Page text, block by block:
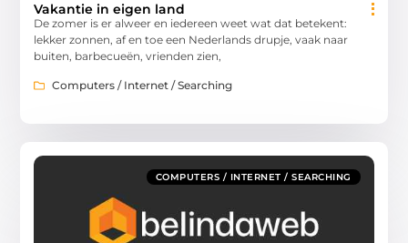
Vakantie in eigen land
De zomer is er alweer en iedereen weet wat dat betekent:
lekker zonnen, af en toe een Nederlands drupje, vaak naar
buiten, barbecueën, vrienden zien,
Computers / Internet / Searching
COMPUTERS / INTERNET / SEARCHING